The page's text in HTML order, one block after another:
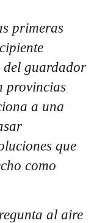
primeras
guardador
provincias
a una
que
como
al aire